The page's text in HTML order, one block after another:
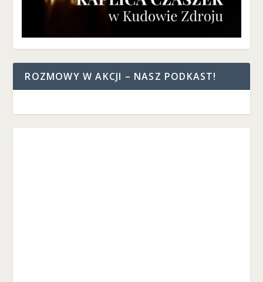
ROZMOWY W AKCJI – NASZ PODKAST!